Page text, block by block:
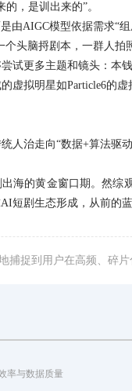
，是训出来的”。
由AIGC模型依据需求“组
个头脑捋剧本，一群人
试更多主题和镜头：本
虚拟明星如Particle6的
人治走向“数据+算法驱
海的黄金窗口期。然
短剧生态形成，从前的
捕捉到用户在高频、碎
率与数据质量